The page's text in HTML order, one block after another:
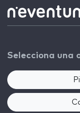
Selecciona una